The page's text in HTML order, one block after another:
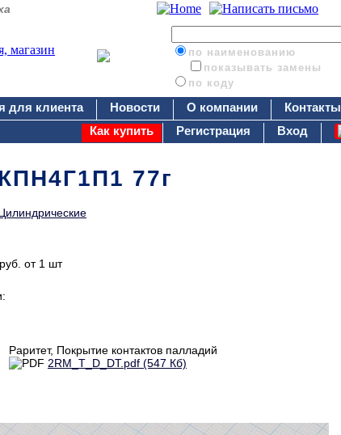
по наименованию
показывать замены
по коду
для клиента Новости О компании Контакты
Как купить
Регистрация Вход
77г
от 1 шт
Раритет, Покрытие контактов палладий
2RM_T_D_DT.pdf (547 Кб)